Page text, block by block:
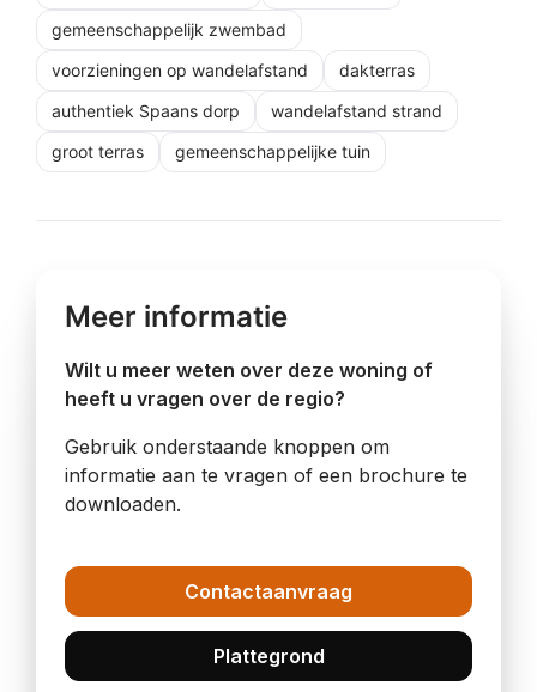
gemeenschappelijk zwembad
voorzieningen op wandelafstand
dakterras
authentiek Spaans dorp
wandelafstand strand
groot terras
gemeenschappelijke tuin
Meer informatie
Wilt u meer weten over deze woning of
heeft u vragen over de regio?
Gebruik onderstaande knoppen om
informatie aan te vragen of een brochure te
downloaden.
Contactaanvraag
Plattegrond